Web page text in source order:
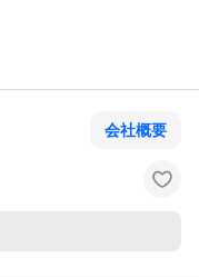
会社概要